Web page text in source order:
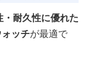
・耐久性に優れた
ッチが最適で